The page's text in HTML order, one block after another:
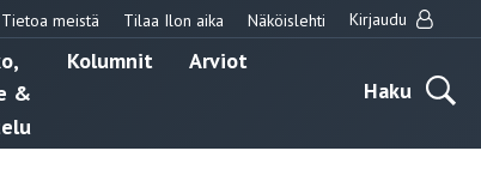
Tietoa meistä Tilaa Ilon aika Näköislehti Kirjaudu
&
Kolumnit
Arviot
Haku